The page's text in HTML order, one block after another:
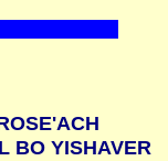
BO YISHAVER